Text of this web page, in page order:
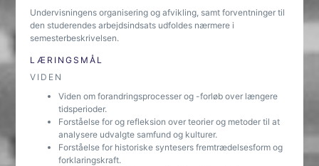
Undervisningens organisering og afvikling, samt forventninger til
den studerendes arbejdsindsats udfoldes nærmere i
semesterbeskrivelsen.
LÆRINGSMÅL
VIDEN
Viden om forandringsprocesser og -forløb over længere
tidsperioder.
Forståelse for og refleksion over teorier og metoder til at
analysere udvalgte samfund og kulturer.
Forståelse for historiske syntesers fremtrædelsesform og
forklaringskraft.